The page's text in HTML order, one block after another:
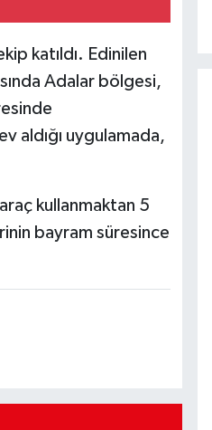
katıldı. Edinilen
Adalar bölgesi,
aldığı uygulamada,
kullanmaktan 5
bayram süresince